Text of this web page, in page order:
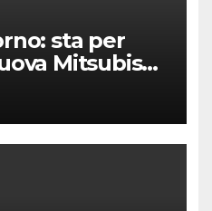
sta per
Mitsubishi